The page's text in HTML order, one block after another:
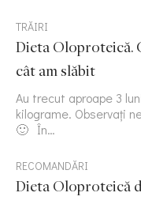
TRĂIRI
Dieta Oloproteică.
cât am slăbit
Au trecut aproape 3
kilograme. Observați
🙂 În…
RECOMANDĂRI
Dieta Oloproteică